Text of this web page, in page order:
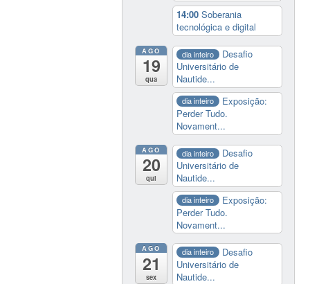
14:00Soberania
tecnológica e digital
AGO
19
qua
dia inteiro
Desafio
Universitário de
Nautide...
dia inteiro
Exposição:
Perder Tudo.
Novament...
AGO
20
qui
dia inteiro
Desafio
Universitário de
Nautide...
dia inteiro
Exposição:
Perder Tudo.
Novament...
AGO
21
sex
dia inteiro
Desafio
Universitário de
Nautide...